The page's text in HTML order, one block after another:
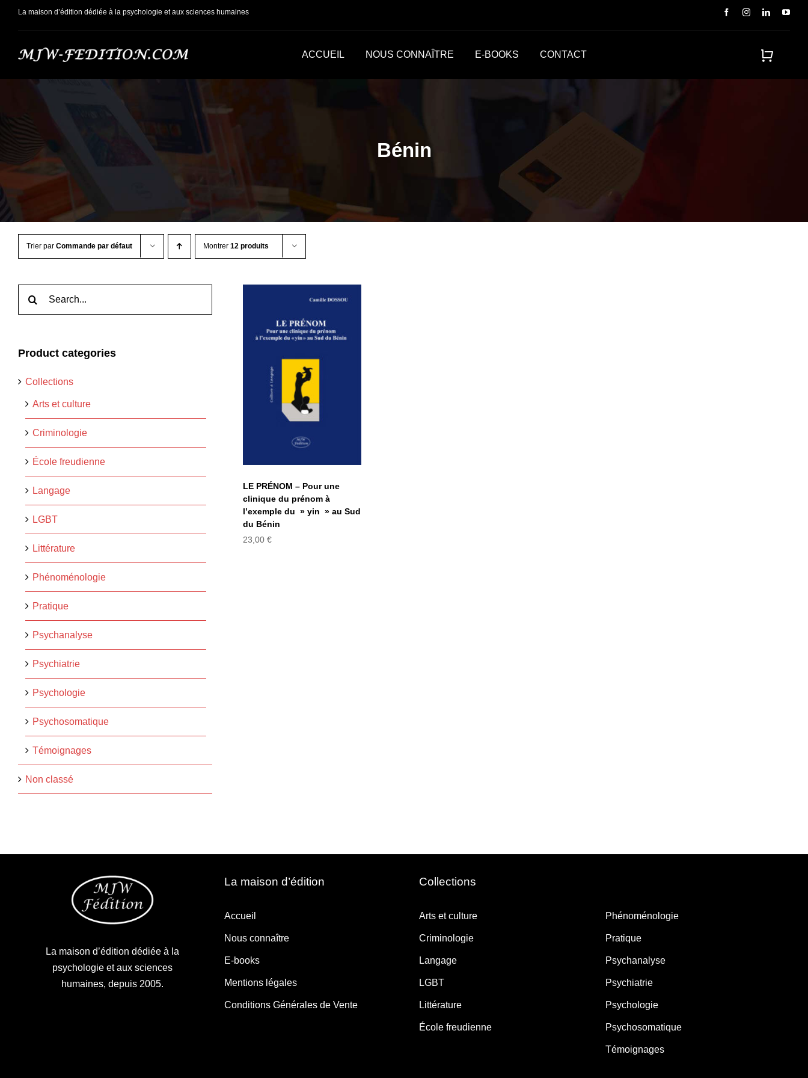
PasserLa maison d’édition dédiée à la psychologie et aux sciences humaines
ACCUEIL NOUS CONNAÎTRE E-BOOKS CONTACT
Bénin
Trier par Commande par défaut Montrer 12 produits
Product categories
Collections
Arts et culture
Criminologie
École freudienne
Langage
LGBT
Littérature
Phénoménologie
Pratique
Psychanalyse
Psychiatrie
Psychologie
Psychosomatique
Témoignages
Non classé
LE PRÉNOM –
Pour une clinique
du prénom à
l’exemple du »
yin » au Sud du
Bénin
LE PRÉNOM – Pour une
clinique du prénom à
l’exemple du » yin » au Sud
du Bénin
23,00 €
La maison d’édition dédiée à la
psychologie et aux sciences
humaines, depuis 2005.
La maison d’édition
Accueil
Nous connaître
E-books
Mentions légales
Conditions Générales de Vente
Collections
Arts et culture
Criminologie
Langage
LGBT
Littérature
École freudienne
Phénoménologie
Pratique
Psychanalyse
Psychiatrie
Psychologie
Psychosomatique
Témoignages